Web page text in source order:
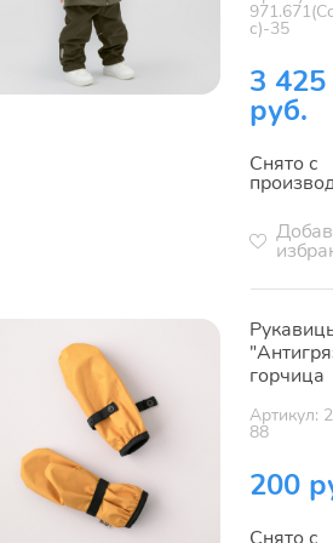
с)-35
3 425
руб.
Снято с
горчица
Артикул:
88
200